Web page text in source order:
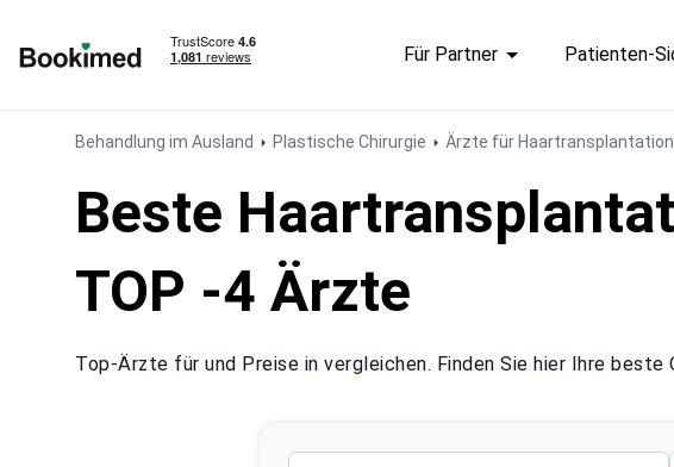
Für Partner Patienten-
Behandlung im Ausland Plastische Chirurgie Ärzte für Haartransplantation
Beste
TOP -4 Ärzte
Top-Ärzte für und Preise in vergleichen. Finden Sie hier Ihre beste